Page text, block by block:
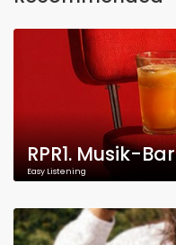
RPR1. Musik-Bar
Easy Listening